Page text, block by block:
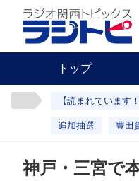
トップ
【読まれています！
追加抽選 豊田
神戸・三宮で